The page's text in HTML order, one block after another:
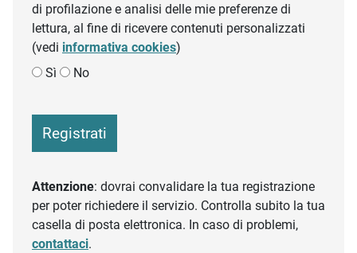
di profilazione e analisi delle mie preferenze di
lettura, al fine di ricevere contenuti personalizzati
(vedi informativa cookies)
Sì
No
Registrati
Attenzione: dovrai convalidare la tua registrazione
per poter richiedere il servizio. Controlla subito la tua
casella di posta elettronica. In caso di problemi,
contattaci.